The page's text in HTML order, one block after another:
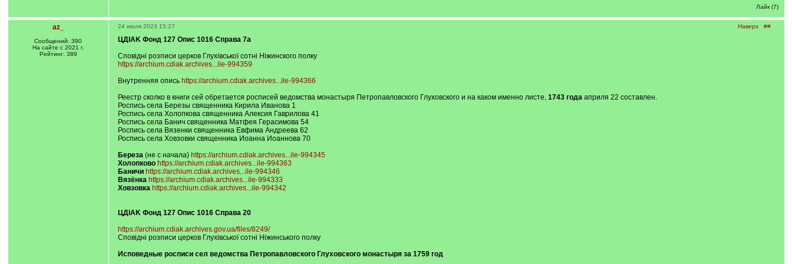
Лайк (7)
az_
Сообщений: 390
На сайте с 2021 г.
Рейтинг: 389
Наверх ##
24 июля 2023 15:27
ЦДIAK Фонд 127 Опис 1016 Справа 7а
Сповідні розписи церков Глухівської сотні Ніжинского полку
https://archium.cdiak.archives...ile-994359
Внутренняя опись https://archium.cdiak.archives...ile-994366
Реестр сколко в книги сей обретается росписей ведомства монастыря Петропавловского Глуховского и на каком именно листе, 1743 годааприля 22 составлен.
Роспись села Березы священника Кирила Иванова 1
Роспись села Холопкова священника Алексия Гаврилова 41
Роспись села Банич священника Матфея Герасимова 54
Роспись села Вязенки священника Евфима Андреева 62
Роспись села Ховзовки священника Иоанна Иоаннова 70
Береза (не с начала) https://archium.cdiak.archives...ile-994345
Холопково https://archium.cdiak.archives...ile-994363
Баничи https://archium.cdiak.archives...ile-994346
Вязёнка https://archium.cdiak.archives...ile-994333
Ховзовка https://archium.cdiak.archives...ile-994342
ЦДIAK Фонд 127 Опис 1016 Справа 20
https://archium.cdiak.archives.gov.ua/files/8249/
Сповідні розписи церков Глухівської сотні Ніжинського полку
Исповедные росписи сел ведомства Петропавловского Глуховского монастыря за 1759 год